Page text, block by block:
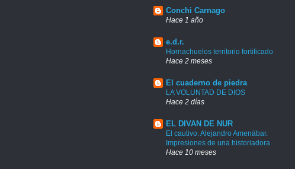
Conchi Carnago
Hace 1 año
e.d.r.
Hornachuelos territorio fortificado
Hace 2 meses
El cuaderno de piedra
LA VOLUNTAD DE DIOS
Hace 2 días
EL DIVAN DE NUR
El cautivo. Alejandro Amenábar.
Impresiones de una historiadora
Hace 10 meses